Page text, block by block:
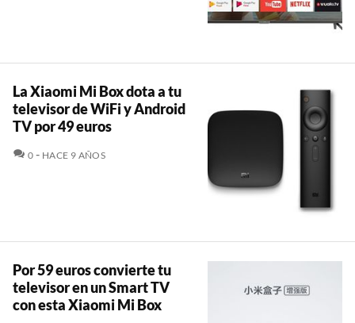
La Xiaomi Mi Box dota a tu
televisor de WiFi y Android
TV por 49 euros
0 COMENTARIOS
HACE 9 AÑOS
Por 59 euros convierte tu
televisor en un Smart TV
con esta Xiaomi Mi Box